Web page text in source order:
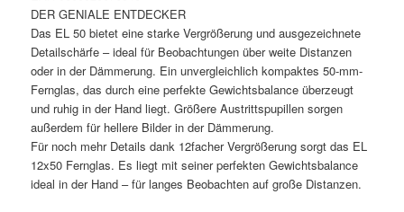
DER GENIALE ENTDECKER
Das EL 50 bietet eine starke Vergrößerung und ausgezeichnete
Detailschärfe – ideal für Beobachtungen über weite Distanzen
oder in der Dämmerung. Ein unvergleichlich kompaktes 50-mm-
Fernglas, das durch eine perfekte Gewichtsbalance überzeugt
und ruhig in der Hand liegt. Größere Austrittspupillen sorgen
außerdem für hellere Bilder in der Dämmerung.
Für noch mehr Details dank 12facher Vergrößerung sorgt das EL
12x50 Fernglas. Es liegt mit seiner perfekten Gewichtsbalance
ideal in der Hand – für langes Beobachten auf große Distanzen.